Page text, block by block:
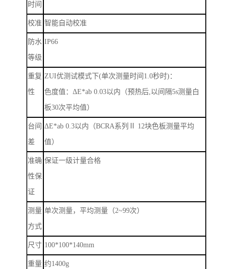
时间
校准 智能自动校准
防水
等级
IP66
重复
性
ZUI优测试模式下(单次测量时间 1.0秒时) ：
色度值：ΔE*ab 0.03以内（预热后,以间隔5s测量白
板30次平均值）
台间
差
ΔE*ab 0.3以内（BCRA系列Ⅱ 12块色板测量平均
值）
准确
性保
证
保证一级计量合格
测量
方式
单次测量，平均测量（2~99次）
尺寸 100*100*140mm
重量 约1400g